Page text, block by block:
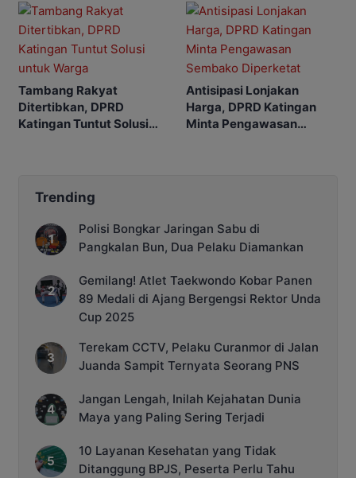
Tambang Rakyat
Ditertibkan, DPRD
Katingan Tuntut Solusi
Antisipasi Lonjakan
Harga, DPRD Katingan
Minta Pengawasan
Trending
Polisi Bongkar Jaringan Sabu di
Pangkalan Bun, Dua Pelaku Diamankan
Gemilang! Atlet Taekwondo Kobar Panen
89 Medali di Ajang Bergengsi Rektor Unda
Cup 2025
Terekam CCTV, Pelaku Curanmor di Jalan
Juanda Sampit Ternyata Seorang PNS
Jangan Lengah, Inilah Kejahatan Dunia
Maya yang Paling Sering Terjadi
10 Layanan Kesehatan yang Tidak
Ditanggung BPJS, Peserta Perlu Tahu